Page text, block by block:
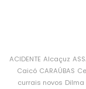
ACIDENTE Alcaçuz
Caicó CARAÚBAS
currais novos Dilma